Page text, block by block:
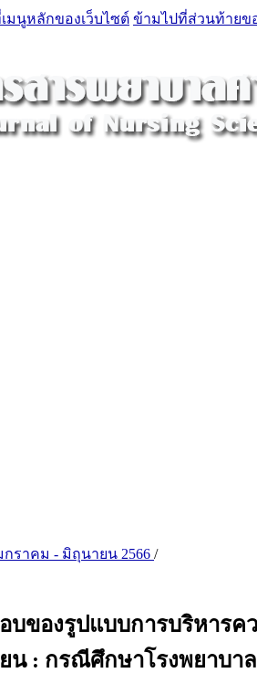
มนูหลักของเว็บไซต์ ข้ามไปที่ส่วนท้ายข
กราคม - มิถุนายน 2566 /
บของรูปแบบการบริหาร
น : กรณีศึกษาโรงพยาบา